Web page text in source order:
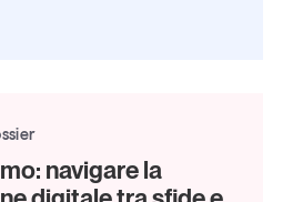
tua email
navigare la